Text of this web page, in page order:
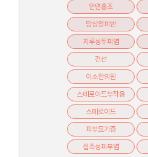
안면홍조
망상청피반
지루성두피염
건선
이소한의원
스테로이드부작용
스테로이드
피부묘기증
접촉성피부염